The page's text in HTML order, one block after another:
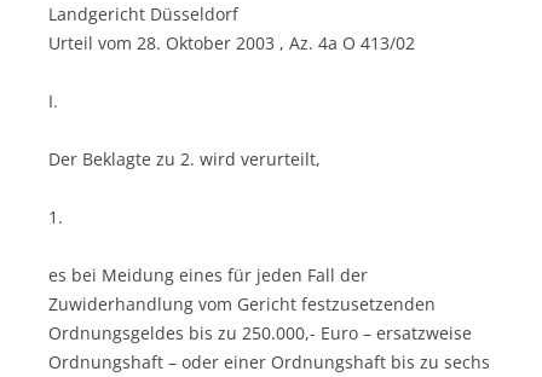
Landgericht Düsseldorf
Urteil vom 28. Oktober 2003 , Az. 4a O 413/02
I.
Der Beklagte zu 2. wird verurteilt,
1.
es bei Meidung eines für jeden Fall der
Zuwiderhandlung vom Gericht festzusetzenden
Ordnungsgeldes bis zu 250.000,- Euro – ersatzweise
Ordnungshaft – oder einer Ordnungshaft bis zu sechs